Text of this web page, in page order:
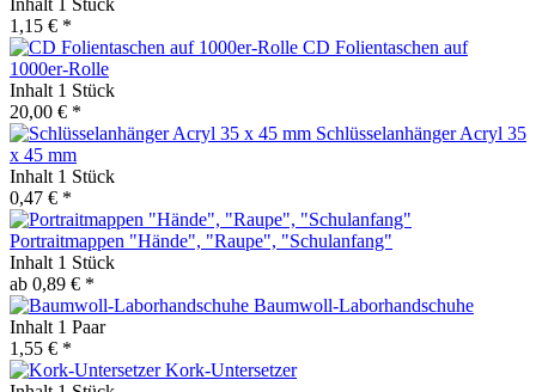
1,15 € *
CD Folientaschen auf
1000er-Rolle
Inhalt 1 Stück
20,00 € *
Schlüsselanhänger Acryl 35
x 45 mm
Inhalt 1 Stück
0,47 € *
Portraitmappen "Hände", "Raupe", "Schulanfang"
Inhalt 1 Stück
ab 0,89 € *
Baumwoll-Laborhandschuhe
Inhalt 1 Paar
1,55 € *
Kork-Untersetzer